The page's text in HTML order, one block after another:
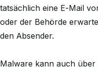
tatsächlich eine E-Mail
oder der Behörde
den Absender.
Malware kann auch über